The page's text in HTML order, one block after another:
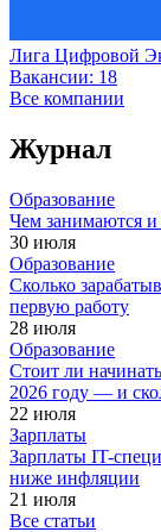
Лига Цифровой
Вакансии: 18
Все компании
Журнал
Образование
Чем занимаются и
30 июля
Образование
Сколько
первую работу
28 июля
Образование
Стоит ли
2026 году — и
22 июля
Зарплаты
Зарплаты IT-
ниже инфляции
21 июля
Все статьи